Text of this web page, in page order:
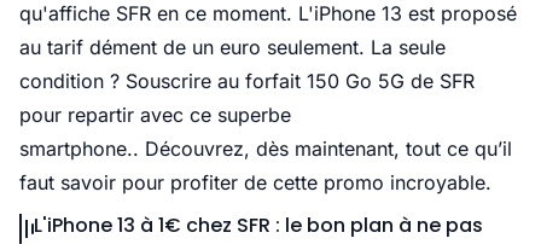
qu'affiche SFR en ce moment. L'iPhone 13 est proposé
au tarif dément de un euro seulement. La seule
condition ? Souscrire au forfait 150 Go 5G de SFR
pour repartir avec ce superbe
smartphone.. Découvrez, dès maintenant, tout ce qu’il
faut savoir pour profiter de cette promo incroyable.
L'iPhone 13 à 1€ chez SFR : le bon plan à ne pas